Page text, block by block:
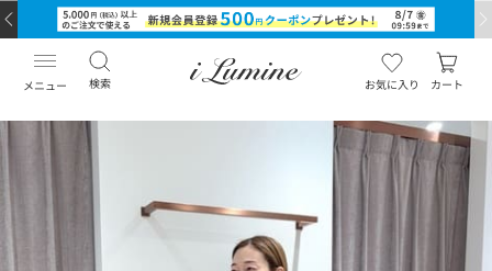
メニュー 検索 お気に入り カート